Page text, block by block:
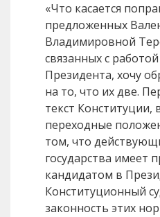
«Что касается
предложенных
Владимировной
связанных с
Президента, хочу
на то, что их две.
текст Конституции,
переходные
том, что
государства имеет
кандидатом в
Конституционный
законность этих